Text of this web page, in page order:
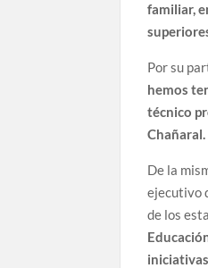
familiar,
Por su
hemos
técnico
De la
ejecutivo
de los